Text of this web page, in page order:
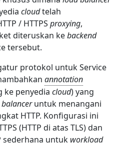
cloudtelah
/ HTTPS proxying,
diteruskan kebackend
tersebut.
protokol untuk Service
annotation
ke penyedia cloud) yang
untuk menangani
HTTP. Konfigurasi ini
(HTTP di atas TLS) dan
sederhana untuk workload